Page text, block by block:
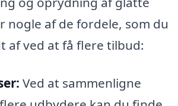
nogle af de fordele, som du
af ved at få flere tilbud:
Ved at sammenligne